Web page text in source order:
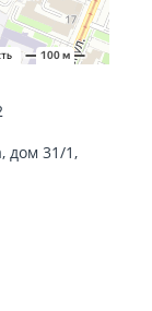
дом 31/1,